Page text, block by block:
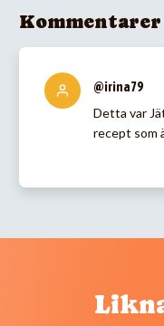
Kommentarer
@irina79
Detta var
recept som